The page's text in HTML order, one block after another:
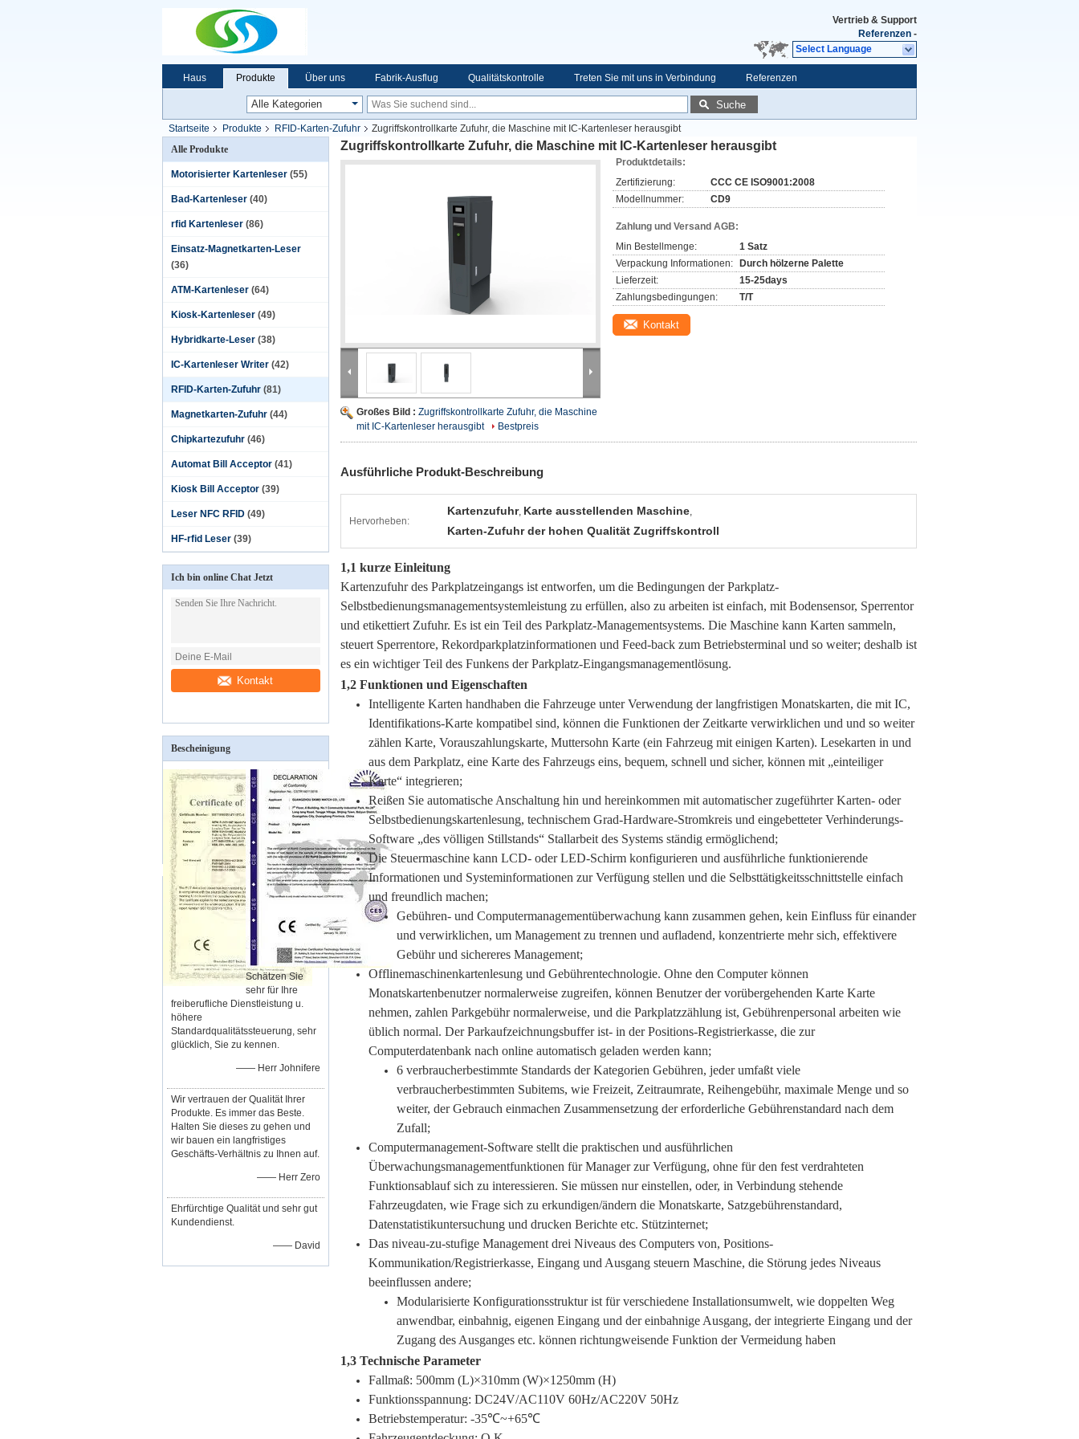
Vertrieb & Support
Referenzen -
Select Language
Haus Produkte Über uns Fabrik-Ausflug Qualitätskontrolle Treten Sie mit uns in Verbindung Referenzen
Suche
Startseite Produkte RFID-Karten-Zufuhr
Zugriffskontrollkarte Zufuhr, die Maschine mit IC-Kartenleser herausgibt
Alle Produkte
Motorisierter Kartenleser (55)
Bad-Kartenleser (40)
rfid Kartenleser (86)
Einsatz-Magnetkarten-Leser
(36)
ATM-Kartenleser (64)
Kiosk-Kartenleser (49)
Hybridkarte-Leser (38)
IC-Kartenleser Writer (42)
RFID-Karten-Zufuhr (81)
Magnetkarten-Zufuhr (44)
Chipkartezufuhr (46)
Automat Bill Acceptor (41)
Kiosk Bill Acceptor (39)
Leser NFC RFID (49)
HF-rfid Leser (39)
Ich bin online Chat Jetzt
Kontakt
Bescheinigung
Schätzen Sie
sehr für Ihre
freiberufliche Dienstleistung u.
höhere
Standardqualitätssteuerung, sehr
glücklich, Sie zu kennen.
—— Herr Johnifere
Wir vertrauen der Qualität Ihrer
Produkte. Es immer das Beste.
Halten Sie dieses zu gehen und
wir bauen ein langfristiges
Geschäfts-Verhältnis zu Ihnen auf.
—— Herr Zero
Ehrfürchtige Qualität und sehr gut
Kundendienst.
—— David
Zugriffskontrollkarte Zufuhr, die Maschine mit IC-Kartenleser herausgibt
Großes Bild : Zugriffskontrollkarte Zufuhr, die Maschine
mit IC-Kartenleser herausgibt
Bestpreis
Produktdetails:
Zertifizierung:
CCC CE ISO9001:2008
Modellnummer:
CD9
Zahlung und Versand AGB:
Min Bestellmenge:
1 Satz
Verpackung Informationen:
Durch hölzerne Palette
Lieferzeit:
15-25days
Zahlungsbedingungen:
T/T
Kontakt
Ausführliche Produkt-Beschreibung
Hervorheben:
Kartenzufuhr, Karte ausstellenden Maschine,
Karten-Zufuhr der hohen Qualität Zugriffskontroll
1,1 kurze Einleitung
Kartenzufuhr des Parkplatzeingangs ist entworfen, um die Bedingungen der Parkplatz-
Selbstbedienungsmanagementsystemleistung zu erfüllen, also zu arbeiten ist einfach, mit Bodensensor, Sperrentor
und etikettiert Zufuhr. Es ist ein Teil des Parkplatz-Managementsystems. Die Maschine kann Karten sammeln,
steuert Sperrentore, Rekordparkplatzinformationen und Feed-back zum Betriebsterminal und so weiter; deshalb ist
es ein wichtiger Teil des Funkens der Parkplatz-Eingangsmanagementlösung.
1,2 Funktionen und Eigenschaften
Intelligente Karten handhaben die Fahrzeuge unter Verwendung der langfristigen Monatskarten, die mit IC,
Identifikations-Karte kompatibel sind, können die Funktionen der Zeitkarte verwirklichen und und so weiter
zählen Karte, Vorauszahlungskarte, Muttersohn Karte (ein Fahrzeug mit einigen Karten). Lesekarten in und
aus dem Parkplatz, eine Karte des Fahrzeugs eins, bequem, schnell und sicher, können mit „einteiliger
Karte“ integrieren;
Reißen Sie automatische Anschaltung hin und hereinkommen mit automatischer zugeführter Karten- oder
Selbstbedienungskartenlesung, technischem Grad-Hardware-Stromkreis und eingebetteter Verhinderungs-
Software „des völligen Stillstands“ Stallarbeit des Systems ständig ermöglichend;
Die Steuermaschine kann LCD- oder LED-Schirm konfigurieren und ausführliche funktionierende
Informationen und Systeminformationen zur Verfügung stellen und die Selbsttätigkeitsschnittstelle einfach
und freundlich machen;
Gebühren- und Computermanagementüberwachung kann zusammen gehen, kein Einfluss für einander
und verwirklichen, um Management zu trennen und aufladend, konzentrierte mehr sich, effektivere
Gebühr und sichereres Management;
Offlinemaschinenkartenlesung und Gebührentechnologie. Ohne den Computer können
Monatskartenbenutzer normalerweise zugreifen, können Benutzer der vorübergehenden Karte Karte
nehmen, zahlen Parkgebühr normalerweise, und die Parkplatzzählung ist, Gebührenpersonal arbeiten wie
üblich normal. Der Parkaufzeichnungsbuffer ist- in der Positions-Registrierkasse, die zur
Computerdatenbank nach online automatisch geladen werden kann;
6 verbraucherbestimmte Standards der Kategorien Gebühren, jeder umfaßt viele
verbraucherbestimmten Subitems, wie Freizeit, Zeitraumrate, Reihengebühr, maximale Menge und so
weiter, der Gebrauch einmachen Zusammensetzung der erforderliche Gebührenstandard nach dem
Zufall;
Computermanagement-Software stellt die praktischen und ausführlichen
Überwachungsmanagementfunktionen für Manager zur Verfügung, ohne für den fest verdrahteten
Funktionsablauf sich zu interessieren. Sie müssen nur einstellen, oder, in Verbindung stehende
Fahrzeugdaten, wie Frage sich zu erkundigen/ändern die Monatskarte, Satzgebührenstandard,
Datenstatistikuntersuchung und drucken Berichte etc. Stützinternet;
Das niveau-zu-stufige Management drei Niveaus des Computers von, Positions-
Kommunikation/Registrierkasse, Eingang und Ausgang steuern Maschine, die Störung jedes Niveaus
beeinflussen andere;
Modularisierte Konfigurationsstruktur ist für verschiedene Installationsumwelt, wie doppelten Weg
anwendbar, einbahnig, eigenen Eingang und der einbahnige Ausgang, der integrierte Eingang und der
Zugang des Ausganges etc. können richtungweisende Funktion der Vermeidung haben
1,3 Technische Parameter
Fallmaß: 500mm (L)×310mm (W)×1250mm (H)
Funktionsspannung: DC24V/AC110V 60Hz/AC220V 50Hz
Betriebstemperatur: -35℃~+65℃